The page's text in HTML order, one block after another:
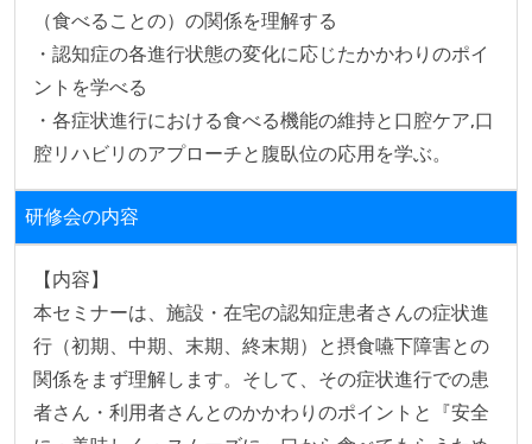
（食べることの）の関係を理解する
・認知症の各進行状態の変化に応じたかかわりのポイ
ントを学べる
・各症状進行における食べる機能の維持と口腔ケア,口
腔リハビリのアプローチと腹臥位の応用を学ぶ。
研修会の内容
【内容】
本セミナーは、施設・在宅の認知症患者さんの症状進
行（初期、中期、末期、終末期）と摂食嚥下障害との
関係をまず理解します。そして、その症状進行での患
者さん・利用者さんとのかかわりのポイントと『安全